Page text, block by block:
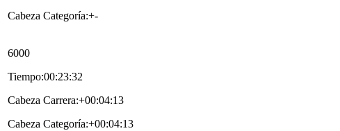
Cabeza Categoría:+-
6000
Tiempo:00:23:32
Cabeza Carrera:+00:04:13
Cabeza Categoría:+00:04:13